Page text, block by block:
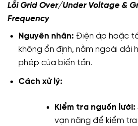
Lỗi Grid Over/Under Voltage &
Frequency
Nguyên nhân: Điện áp hoặc
không ổn định, nằm ngoài dải
phép của biến tần.
Cách xử lý:
Kiểm tra nguồn lưới:
vạn năng để kiểm